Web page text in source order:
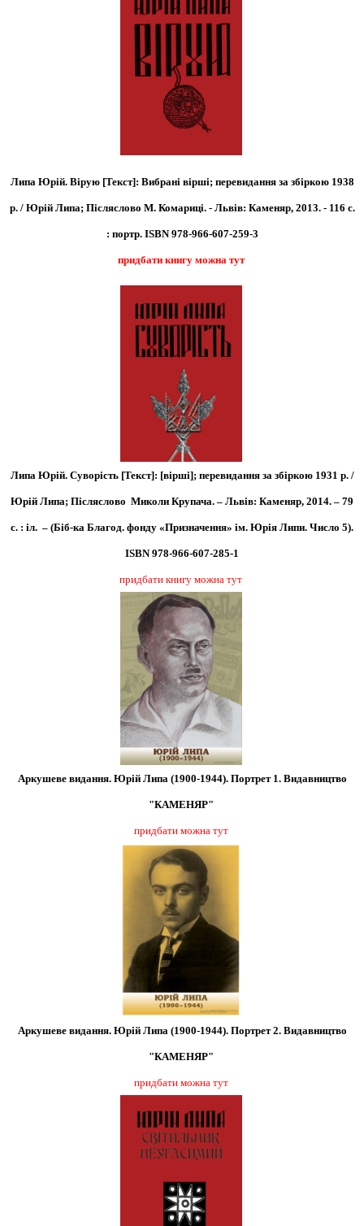
Липа Юрій. Вірую [Текст]: Вибрані вірші; перевидання за збіркою 1938
р. / Юрій Липа; Післяслово М. Комариці. - Львів: Каменяр, 2013. - 116 с.
: портр. ISBN 978-966-607-259-3
придбати книгу можна тут
Липа Юрій. Суворість [Текст]: [вірші]; перевидання за збіркою 1931 р. /
Юрій Липа; Післяслово Миколи Крупача. – Львів: Каменяр, 2014. – 79
с. : іл. – (Біб-ка Благод. фонду «Призначення» ім. Юрія Липи. Число 5).
ISBN 978-966-607-285-1
придбати книгу можна тут
Аркушеве видання. Юрій Липа (1900-1944). Портрет 1. Видавництво
"КАМЕНЯР"
придбати можна тут
Аркушеве видання. Юрій Липа (1900-1944). Портрет 2. Видавництво
"КАМЕНЯР"
придбати можна тут